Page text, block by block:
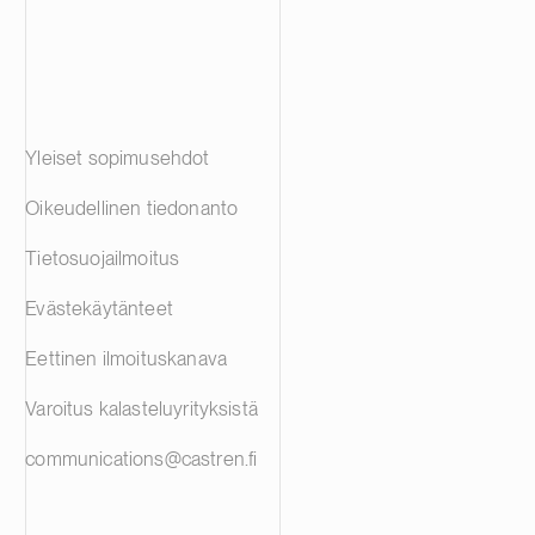
Yleiset sopimusehdot
Oikeudellinen tiedonanto
Tietosuojailmoitus
Evästekäytänteet
Eettinen ilmoituskanava
Varoitus kalasteluyrityksistä
communications@castren.fi